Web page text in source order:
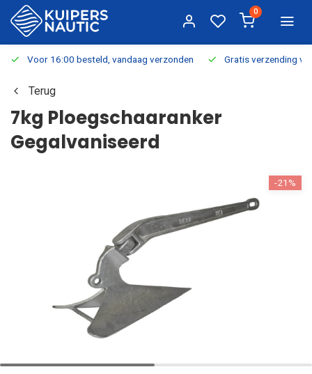
0
Voor 16:00 besteld, vandaag verzonden Gratis verzending
Terug
7kg Ploegschaaranker
Gegalvaniseerd
-21%